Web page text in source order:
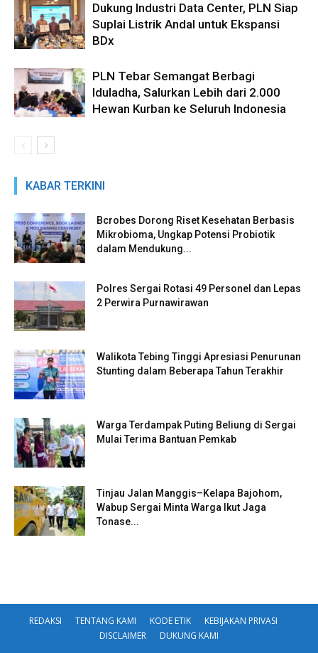
Dukung Industri Data Center, PLN Siap
Suplai Listrik Andal untuk Ekspansi
BDx
PLN Tebar Semangat Berbagi
Iduladha, Salurkan Lebih dari 2.000
Hewan Kurban ke Seluruh Indonesia
KABAR TERKINI
Bcrobes Dorong Riset Kesehatan Berbasis
Mikrobioma, Ungkap Potensi Probiotik
dalam Mendukung...
Polres Sergai Rotasi 49 Personel dan Lepas
2 Perwira Purnawirawan
Walikota Tebing Tinggi Apresiasi Penurunan
Stunting dalam Beberapa Tahun Terakhir
Warga Terdampak Puting Beliung di Sergai
Mulai Terima Bantuan Pemkab
Tinjau Jalan Manggis–Kelapa Bajohom,
Wabup Sergai Minta Warga Ikut Jaga
Tonase...
REDAKSI TENTANG KAMI KODE ETIK
KEBIJAKAN PRIVASI
DISCLAIMER
DUKUNG KAMI